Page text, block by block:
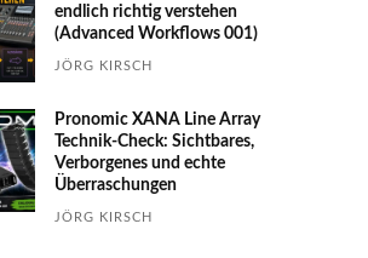
endlich richtig verstehen
(Advanced Workflows 001)
JÖRG KIRSCH
Pronomic XANA Line Array
Technik-Check: Sichtbares,
Verborgenes und echte
Überraschungen
JÖRG KIRSCH